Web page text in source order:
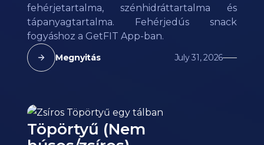
fehérjetartalma, szénhidráttartalma és
tápanyagtartalma. Fehérjedús snack
fogyáshoz a GetFIT App-ban.
Megnyitás July 31, 2026
Töpörtyű (Nem